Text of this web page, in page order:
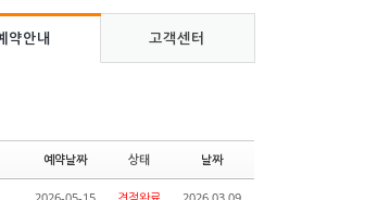
약안내 고객센터
예약날짜 상태 날짜